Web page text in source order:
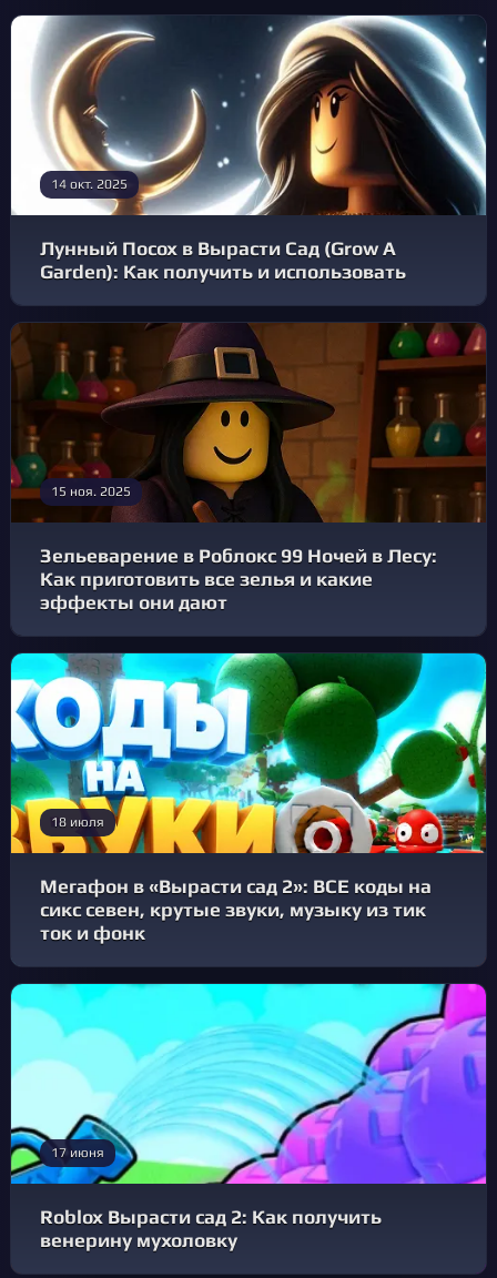
14 окт. 2025
Лунный Посох в Вырасти Сад (Grow A
Garden): Как получить и использовать
15 ноя. 2025
Зельеварение в Роблокс 99 Ночей в Лесу:
Как приготовить все зелья и какие
эффекты они дают
18 июля
Мегафон в «Вырасти сад 2»: ВСЕ коды на
сикс севен, крутые звуки, музыку из тик
ток и фонк
17 июня
Roblox Вырасти сад 2: Как получить
венерину мухоловку